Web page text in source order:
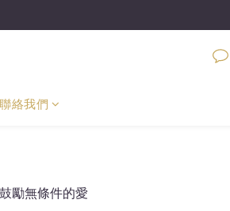
聯絡我們
勵無條件的愛